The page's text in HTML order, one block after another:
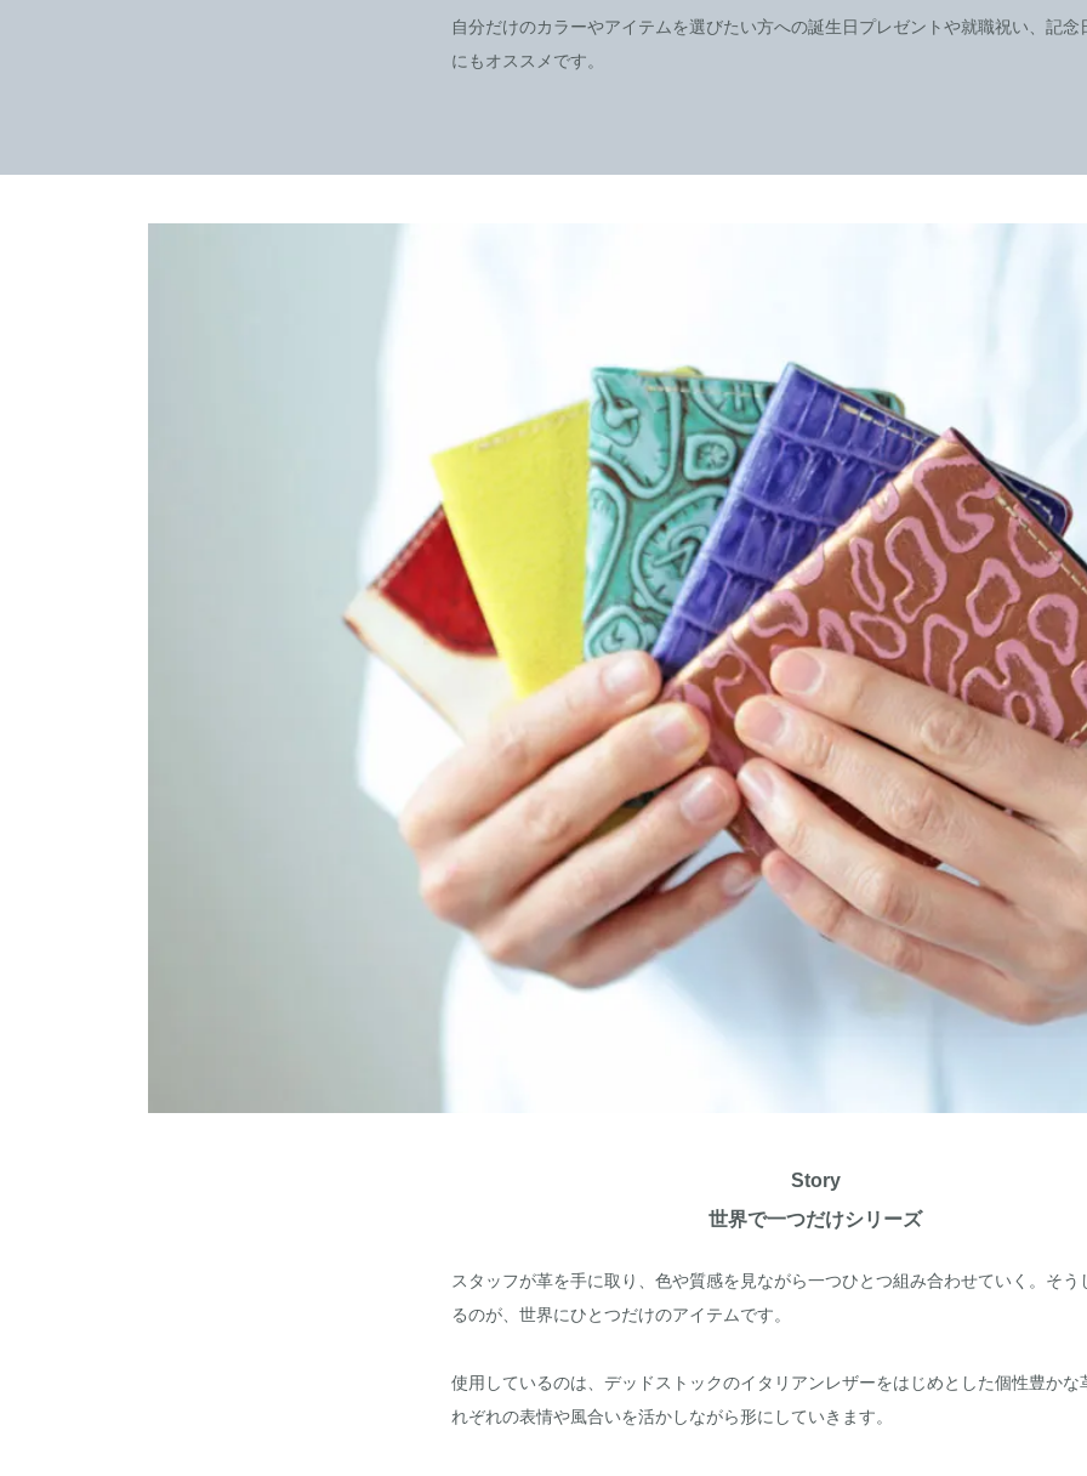
自分だけのカラーやアイテムを選びたい方への誕生日プレゼントや就職祝い、記念
にもオススメです。
Story
世界で一つだけシリーズ
スタッフが革を手に取り、色や質感を見ながら一つひとつ組み合わせていく。そう
るのが、世界にひとつだけのアイテムです。
使用しているのは、デッドストックのイタリアンレザーをはじめとした個性豊かな
れぞれの表情や風合いを活かしながら形にしていきます。